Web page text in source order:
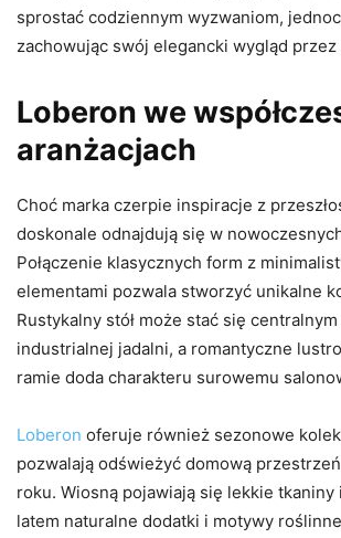
sprostać codziennym wyzwaniom,
zachowując swój elegancki wygląd przez
Loberon we
aranżacjach
Choć marka czerpie inspiracje z
doskonale odnajdują się w
Połączenie klasycznych form z
elementami pozwala stworzyć unikalne
Rustykalny stół może stać się
industrialnej jadalni, a romantyczne
ramie doda charakteru surowemu
Loberon oferuje również sezonowe
pozwalają odświeżyć domową
roku. Wiosną pojawiają się lekkie tkaniny
latem naturalne dodatki i motywy